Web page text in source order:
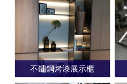
不鏽鋼烤漆展示櫃